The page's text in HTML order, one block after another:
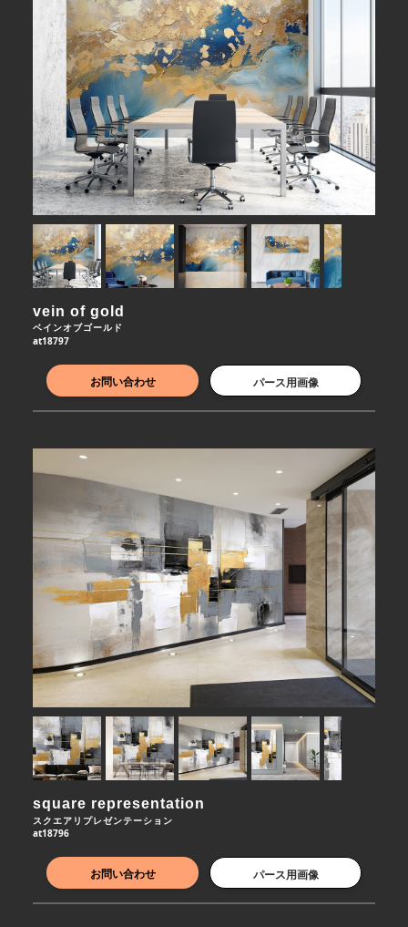
vein of gold
ベインオブゴールド
at18797
お問い合わせ パース用画像
square representation
スクエアリプレゼンテーション
at18796
お問い合わせ パース用画像